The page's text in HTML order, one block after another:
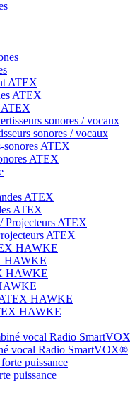
ATEX
ATEX
sonores / vocaux
ATEX
ATEX
ATEX
HAWKE
HAWKE
vocal Radio SmartVOX®
puissance